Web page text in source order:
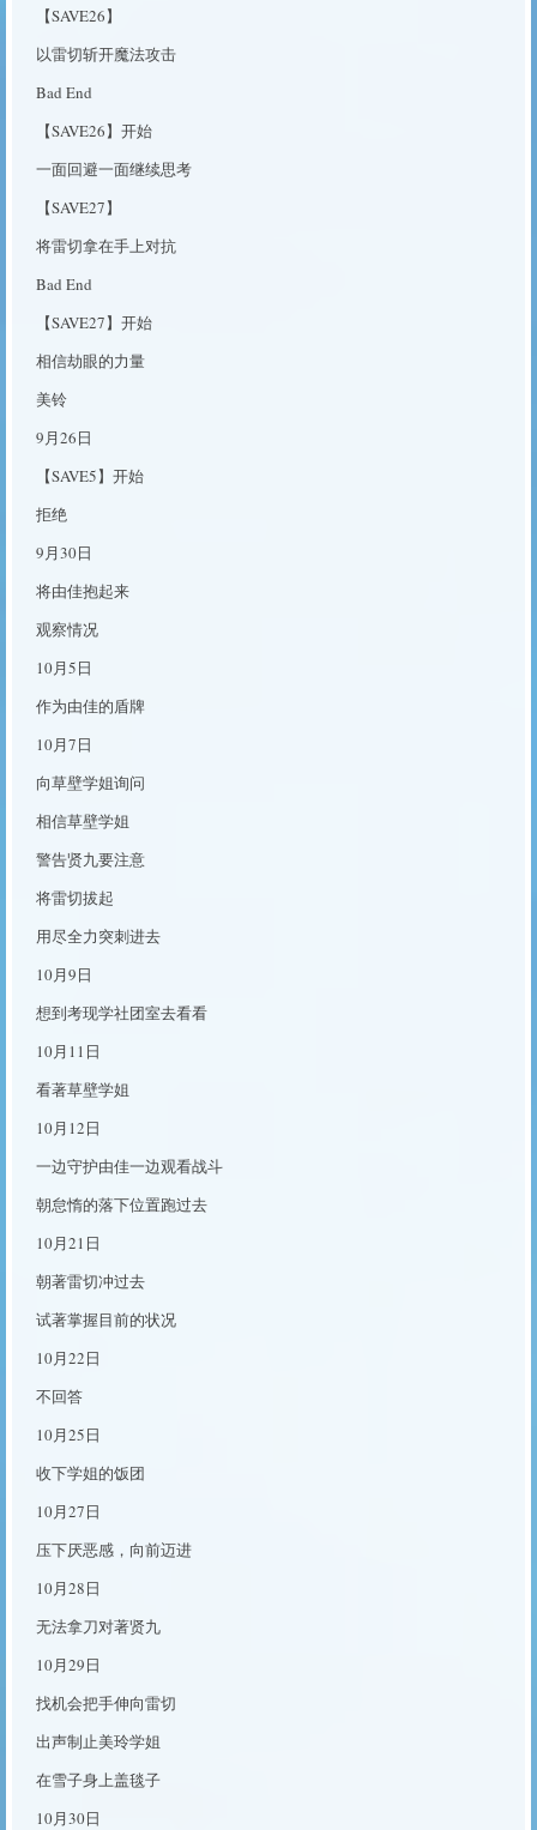
【SAVE26】
以雷切斩开魔法攻击
Bad End
【SAVE26】开始
一面回避一面继续思考
【SAVE27】
将雷切拿在手上对抗
Bad End
【SAVE27】开始
相信劫眼的力量
美铃
9月26日
【SAVE5】开始
拒绝
9月30日
将由佳抱起来
观察情况
10月5日
作为由佳的盾牌
10月7日
向草壁学姐询问
相信草壁学姐
警告贤九要注意
将雷切拔起
用尽全力突刺进去
10月9日
想到考现学社团室去看看
10月11日
看著草壁学姐
10月12日
一边守护由佳一边观看战斗
朝怠惰的落下位置跑过去
10月21日
朝著雷切冲过去
试著掌握目前的状况
10月22日
不回答
10月25日
收下学姐的饭团
10月27日
压下厌恶感，向前迈进
10月28日
无法拿刀对著贤九
10月29日
找机会把手伸向雷切
出声制止美玲学姐
在雪子身上盖毯子
10月30日